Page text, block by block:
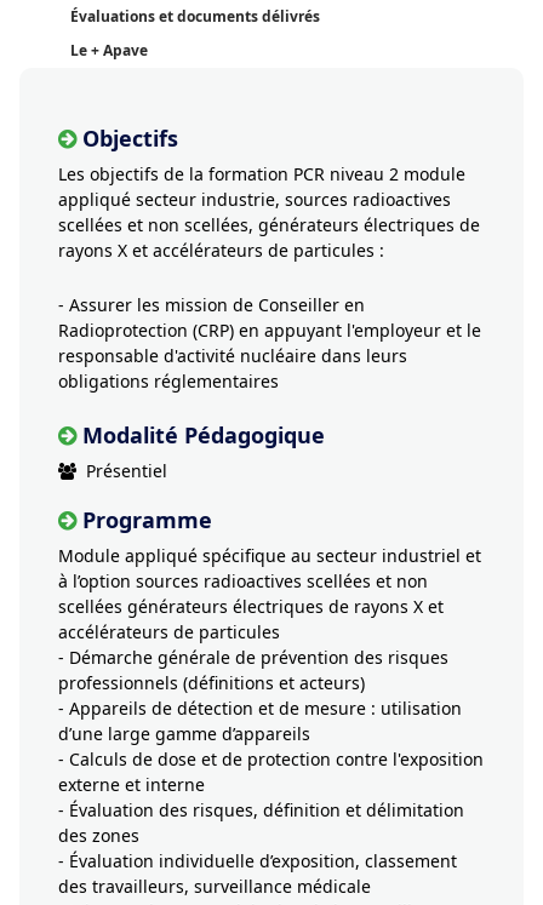
Évaluations et documents délivrés
Le + Apave
Objectifs
Les objectifs de la formation PCR niveau 2 module
appliqué secteur industrie, sources radioactives
scellées et non scellées, générateurs électriques de
rayons X et accélérateurs de particules :
- Assurer les mission de Conseiller en
Radioprotection (CRP) en appuyant l'employeur et le
responsable d'activité nucléaire dans leurs
obligations réglementaires
Modalité Pédagogique
Présentiel
Programme
Module appliqué spécifique au secteur industriel et
à l’option sources radioactives scellées et non
scellées générateurs électriques de rayons X et
accélérateurs de particules
- Démarche générale de prévention des risques
professionnels (définitions et acteurs)
- Appareils de détection et de mesure : utilisation
d’une large gamme d’appareils
- Calculs de dose et de protection contre l'exposition
externe et interne
- Évaluation des risques, définition et délimitation
des zones
- Évaluation individuelle d’exposition, classement
des travailleurs, surveillance médicale